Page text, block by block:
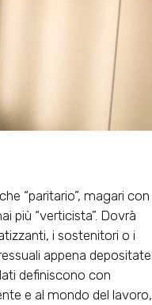
“paritario”, magari con
più “verticista”. Dovrà
i sostenitori o i
appena depositate
definiscono con
e al mondo del lavoro,